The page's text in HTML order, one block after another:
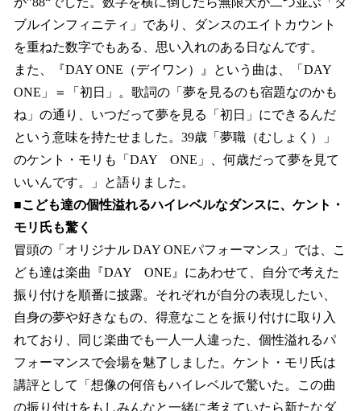
ブルインフィニティ」であり、ダンスのエイトカウント
を重ねた数字でもある、思い入れのある日なんです。
また、『DAY ONE（デイワン）』という曲は、「DAY
ONE」＝「初日」。歌詞の「夢を見るのも宿題なのかも
ね」の通り、いつだって夢を見る「初日」にできるんだ
という意味を持たせました。39歳「夢職（むしょく）」
のケント・モリも「DAY ONE」、何歳だって夢を見て
いいんです。」と語りました。
■こども達の個性溢れるハイレベルなダンスに、ケント・
モリ氏も驚く
冒頭の「オリジナル DAY ONEパフォーマンス」では、こ
ども達は楽曲『DAY ONE』にあわせて、自分で考えた
振り付けを順番に披露。それぞれが自分の表現したい、
自身の夢や好きなもの、得意なことを振り付けに取り入
れており、同じ楽曲でも一人一人違った、個性溢れるパ
フォーマンスで会場を魅了しました。ケント・モリ氏は
講評として「想像の何倍もハイレベルで驚いた。この曲
の振り付けをもしみんなと一緒に考えていたら新たなダ